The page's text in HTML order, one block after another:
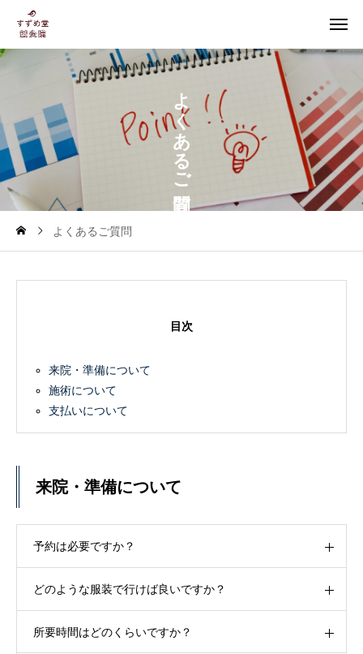
よ
く
あ
る
ご
よくあるご質問
目次
来院・準備について
施術について
支払いについて
来院・準備について
予約は必要ですか？
どのような服装で行けば良いですか？
所要時間はどのくらいですか？